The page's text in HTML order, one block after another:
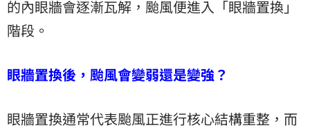
的內眼牆會逐漸瓦解，颱風便進入「眼牆置換」
階段。
眼牆置換後，颱風會變弱還是變強？
眼牆置換通常代表颱風正進行核心結構重整，而